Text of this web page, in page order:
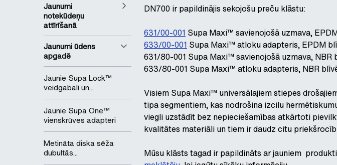
Jaunumi
notekūdeņu
attīrīšanā
Jaunumi ūdens
apgadē
Jaunie Supa Lock™
veidgabali un...
Jaunie Supa One™
vienskrūves adapteri
Metināta diska sēža
dubultās...
DN700 ir papildinājis sekojošu preču klāstu:
631/00-001 Supa Maxi™ savienojošā uzmava,
633/00-001 Supa Maxi™ atloku adapteris, EPDM
631/80-001 Supa Maxi™ savienojošā uzmava, NBR
633/80-001 Supa Maxi™ atloku adapteris, NBR
Visiem Supa Maxi™ universālajiem stiepes
tipa segmentiem, kas nodrošina izcilu
viegli uzstādīt bez nepieciešamības atkārtoti
kvalitātes materiāli un tiem ir daudz citu
Mūsu klāsts tagad ir papildināts ar jauniem